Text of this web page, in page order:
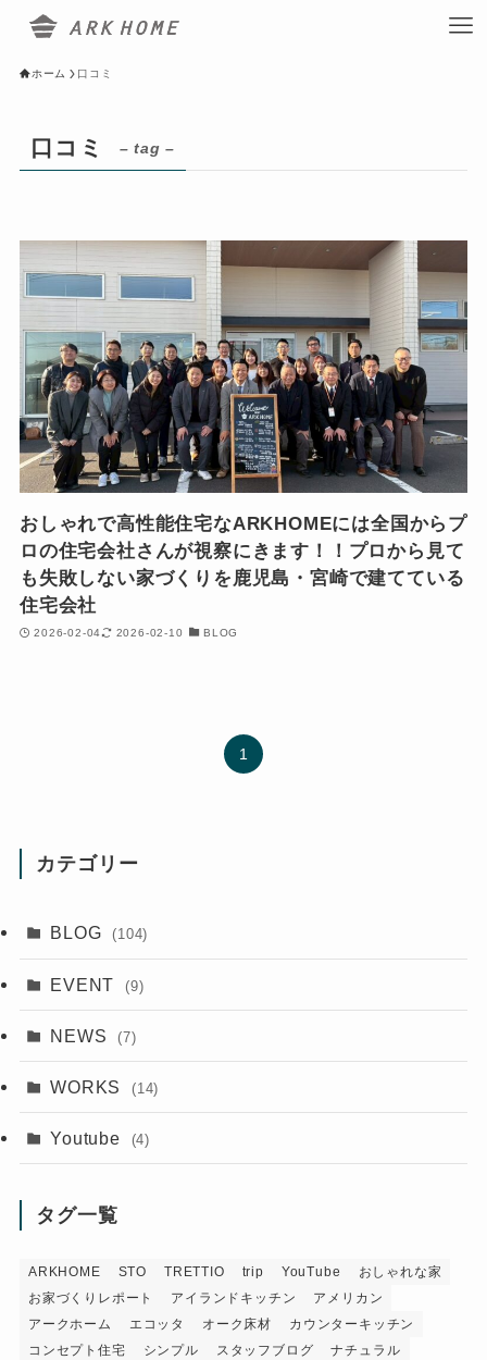
ホーム 口コミ
口コミ – tag –
おしゃれで高性能住宅なARKHOMEには全国からプ
ロの住宅会社さんが視察にきます！！プロから見て
も失敗しない家づくりを鹿児島・宮崎で建てている
住宅会社
2026-02-04 2026-02-10 BLOG
1
カテゴリー
BLOG (104)
EVENT (9)
NEWS (7)
WORKS (14)
Youtube (4)
タグ一覧
ARKHOME STO TRETTIO trip YouTube
おしゃれな家
お家づくりレポート
アイランドキッチン
アメリカン
アークホーム
エコッタ オーク床材
カウンターキッチン
コンセプト住宅
シンプル スタッフブログ
ナチュラル